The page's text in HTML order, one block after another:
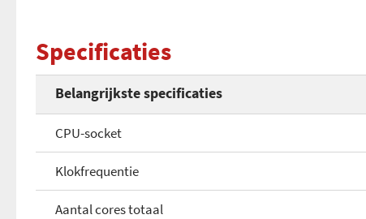
Specificaties
Belangrijkste specificaties
CPU-socket
Klokfrequentie
Aantal cores totaal